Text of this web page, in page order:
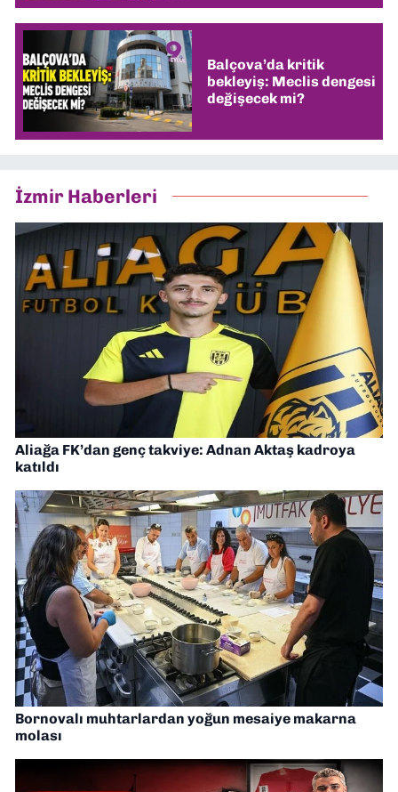
Balçova’da kritik
bekleyiş: Meclis dengesi
değişecek mi?
İzmir Haberleri
Aliağa FK’dan genç takviye: Adnan Aktaş kadroya
katıldı
Bornovalı muhtarlardan yoğun mesaiye makarna
molası